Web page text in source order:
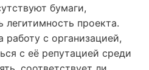
бумаги,
легитимность проекта.
с организацией,
с её репутацией среди